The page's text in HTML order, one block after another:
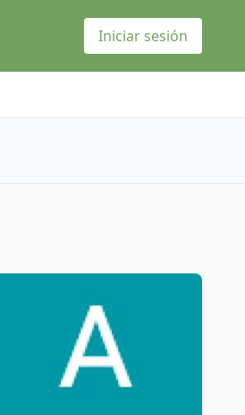
Iniciar sesión